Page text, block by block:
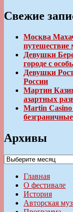
Свежие
Москва
путешествие
Девушки
городе с
Девушки
России
Мартин
азартных
Martin
Архивы
Архивы
Главная
О фестивале
История
Авторская